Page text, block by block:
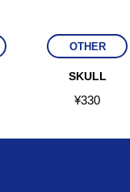
OTHER
SKULL
¥330